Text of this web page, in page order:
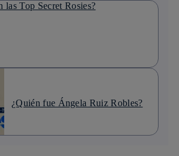
las Top Secret Rosies?
¿Quién fue Ángela Ruiz Robles?